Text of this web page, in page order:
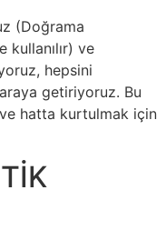
(Doğrama
kullanılır) ve
hepsini
getiriyoruz. Bu
hatta kurtulmak için